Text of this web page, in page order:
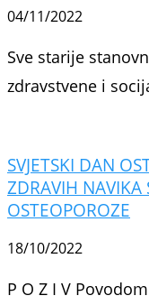
04/11/2022
Sve starije
zdravstvene i
SVJETSKI DAN
ZDRAVIH NAVIKA
OSTEOPOROZE
18/10/2022
P O Z I V